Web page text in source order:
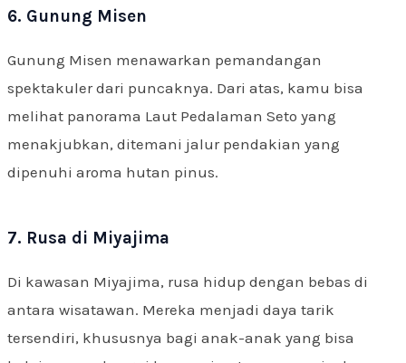
6. Gunung Misen
Gunung Misen menawarkan pemandangan
spektakuler dari puncaknya. Dari atas, kamu bisa
melihat panorama Laut Pedalaman Seto yang
menakjubkan, ditemani jalur pendakian yang
dipenuhi aroma hutan pinus.
7. Rusa di Miyajima
Di kawasan Miyajima, rusa hidup dengan bebas di
antara wisatawan. Mereka menjadi daya tarik
tersendiri, khususnya bagi anak-anak yang bisa